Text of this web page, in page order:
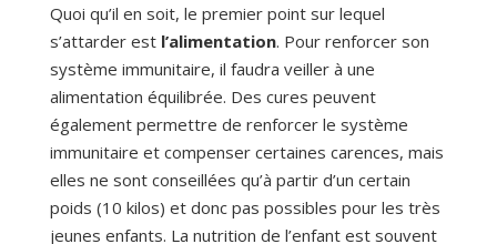
Quoi qu’il en soit, le premier point sur lequel
s’attarder estl’alimentation. Pour renforcer son
système immunitaire, il faudra veiller à une
alimentation équilibrée. Des cures peuvent
également permettre de renforcer le système
immunitaire et compenser certaines carences, mais
elles ne sont conseillées qu’à partir d’un certain
poids (10 kilos) et donc pas possibles pour les très
jeunes enfants. La nutrition de l’enfant est souvent